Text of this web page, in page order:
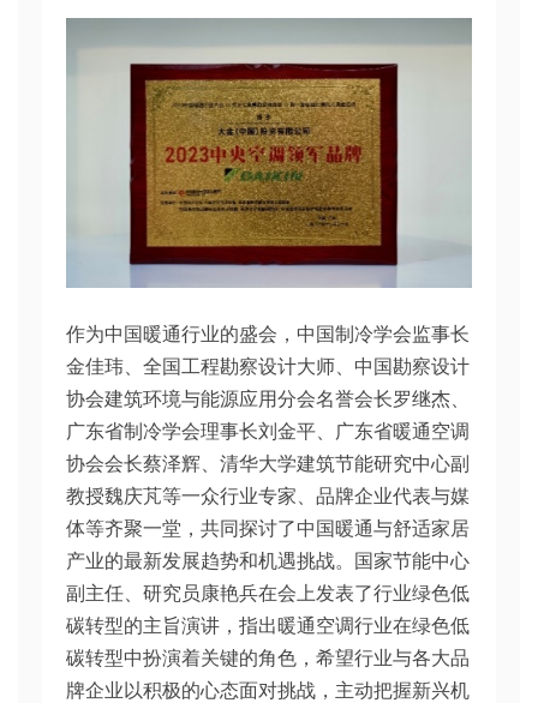
作为中国暖通行业的盛会，中国制冷学会监事长
金佳玮、全国工程勘察设计大师、中国勘察设计
协会建筑环境与能源应用分会名誉会长罗继杰、
广东省制冷学会理事长刘金平、广东省暖通空调
协会会长蔡泽辉、清华大学建筑节能研究中心副
教授魏庆芃等一众行业专家、品牌企业代表与媒
体等齐聚一堂，共同探讨了中国暖通与舒适家居
产业的最新发展趋势和机遇挑战。国家节能中心
副主任、研究员康艳兵在会上发表了行业绿色低
碳转型的主旨演讲，指出暖通空调行业在绿色低
碳转型中扮演着关键的角色，希望行业与各大品
牌企业以积极的心态面对挑战，主动把握新兴机